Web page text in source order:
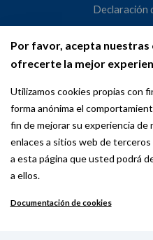
Por favor, acepta
ofrecerte la mejor
Utilizamos cookies propias con
forma anónima el
fin de mejorar su experiencia de
enlaces a sitios web de
a esta página que usted podrá
a ellos.
Documentación de cookies
Declaración
WeMadrid es un sitio
dedicado a las